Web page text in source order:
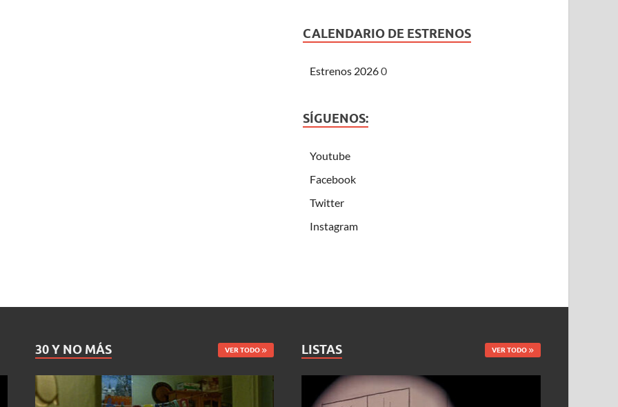
CALENDARIO DE ESTRENOS
Estrenos 20260
SÍGUENOS:
Youtube
Facebook
Twitter
Instagram
30 Y NO MÁS VER TODO LISTAS VER TODO